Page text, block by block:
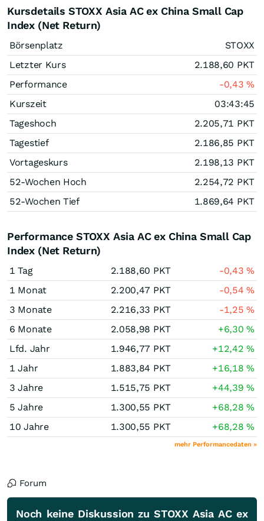
Kursdetails STOXX Asia AC ex China Small Cap
Index (Net Return)
Börsenplatz
STOXX
Letzter Kurs
2.188,60 PKT
Performance
-0,43%
Kurszeit
03:43:45
Tageshoch
2.205,71 PKT
Tagestief
2.186,85 PKT
Vortageskurs
2.198,13 PKT
52-Wochen Hoch
2.254,72 PKT
52-Wochen Tief
1.869,64 PKT
Performance STOXX Asia AC ex China Small Cap
Index (Net Return)
1 Tag 2.188,60 PKT -0,43%
1 Monat
2.200,47 PKT -0,54%
3 Monate
2.216,33 PKT -1,25%
6 Monate
2.058,98 PKT +6,30%
Lfd. Jahr
1.946,77 PKT +12,42%
1 Jahr
1.883,84 PKT +16,18%
3 Jahre
1.515,75 PKT +44,39%
5 Jahre
1.300,55 PKT +68,28%
10 Jahre
1.300,55 PKT +68,28%
mehr Performancedaten »
Forum
Noch keine Diskussion zu STOXX Asia AC ex